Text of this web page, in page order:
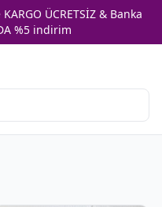
ÜCRETSİZ & Banka
%5 indirim